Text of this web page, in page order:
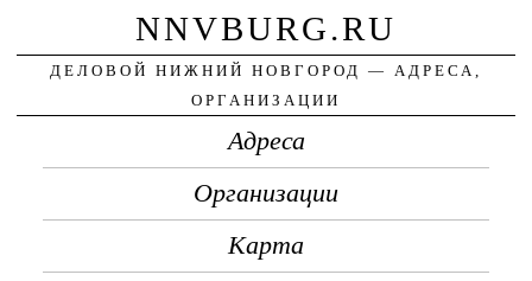
NNVBURG.RU
ДЕЛОВОЙ НИЖНИЙ НОВГОРОД — АДРЕСА,
ОРГАНИЗАЦИИ
Адреса
Организации
Карта